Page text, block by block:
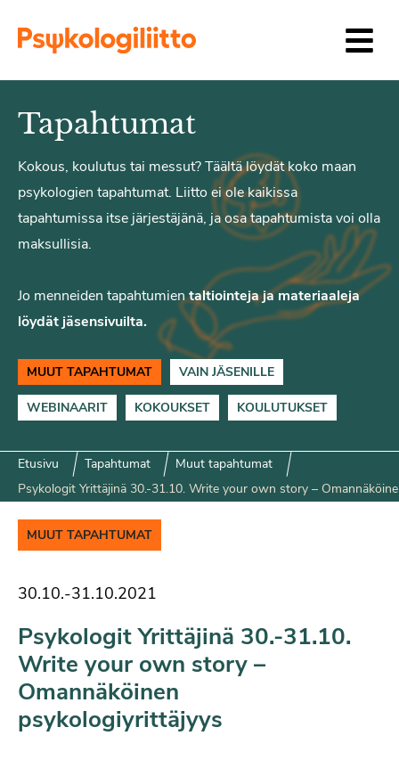
Tapahtumat
Kokous, koulutus tai messut? Täältä löydät koko maan
psykologien tapahtumat. Liitto ei ole kaikissa
tapahtumissa itse järjestäjänä, ja osa tapahtumista voi olla
maksullisia.
Jo menneiden tapahtumientaltiointeja ja materiaaleja
löydät jäsensivuilta.
MUUT TAPAHTUMAT VAIN JÄSENILLE
WEBINAARIT KOKOUKSET KOULUTUKSET
Etusivu Tapahtumat
Muut tapahtumat
Psykologit Yrittäjinä 30.-31.10. Write your own story –
MUUT TAPAHTUMAT
30.10.-31.10.2021
Psykologit Yrittäjinä 30.-31.10.
Write your own story –
Omannäköinen
psykologiyrittäjyys